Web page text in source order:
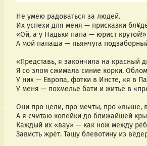
Не умею радоваться за людей.
Их успехи для меня — присказки
«Ой, а у Надьки папа — юрист крутой!»
А мой папаша — пьянчуга
«Представь, я закончила на красный
Я со злом сжимала синие корки.
У них — Европа, фотки в Инсте, «я в
У меня — похмелье бати и житьё в
Они про цели, про мечты, про «выше,
А я считаю копейки до ближайшей
Каждый их «вау» — как нoж между
Зависть жрёт. Тащу блевoтинy из